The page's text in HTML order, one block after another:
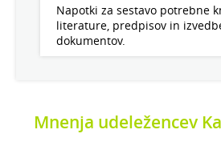
Napotki za sestavo potrebne
literature, predpisov in
dokumentov.
Mnenja udeležencev